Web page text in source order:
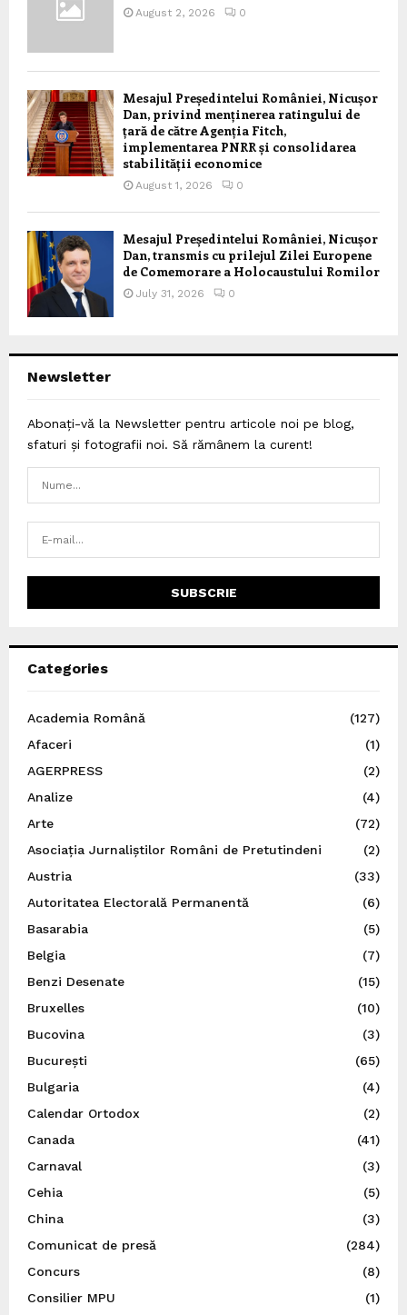
August 2, 2026 0
Mesajul Președintelui României, Nicușor
Dan, privind menținerea ratingului de
țară de către Agenția Fitch,
implementarea PNRR și consolidarea
stabilității economice
August 1, 2026 0
Mesajul Președintelui României, Nicușor
Dan, transmis cu prilejul Zilei Europene
de Comemorare a Holocaustului Romilor
July 31, 2026 0
Newsletter
Abonați-vă la Newsletter pentru articole noi pe blog,
sfaturi și fotografii noi. Să rămânem la curent!
Categories
Academia Română
(127)
Afaceri
(1)
AGERPRESS
(2)
Analize
(4)
Arte
(72)
Asociația Jurnaliștilor Români de Pretutindeni
(2)
Austria
(33)
Autoritatea Electorală Permanentă
(6)
Basarabia
(5)
Belgia
(7)
Benzi Desenate
(15)
Bruxelles
(10)
Bucovina
(3)
București
(65)
Bulgaria
(4)
Calendar Ortodox
(2)
Canada
(41)
Carnaval
(3)
Cehia
(5)
China
(3)
Comunicat de presă
(284)
Concurs
(8)
Consilier MPU
(1)